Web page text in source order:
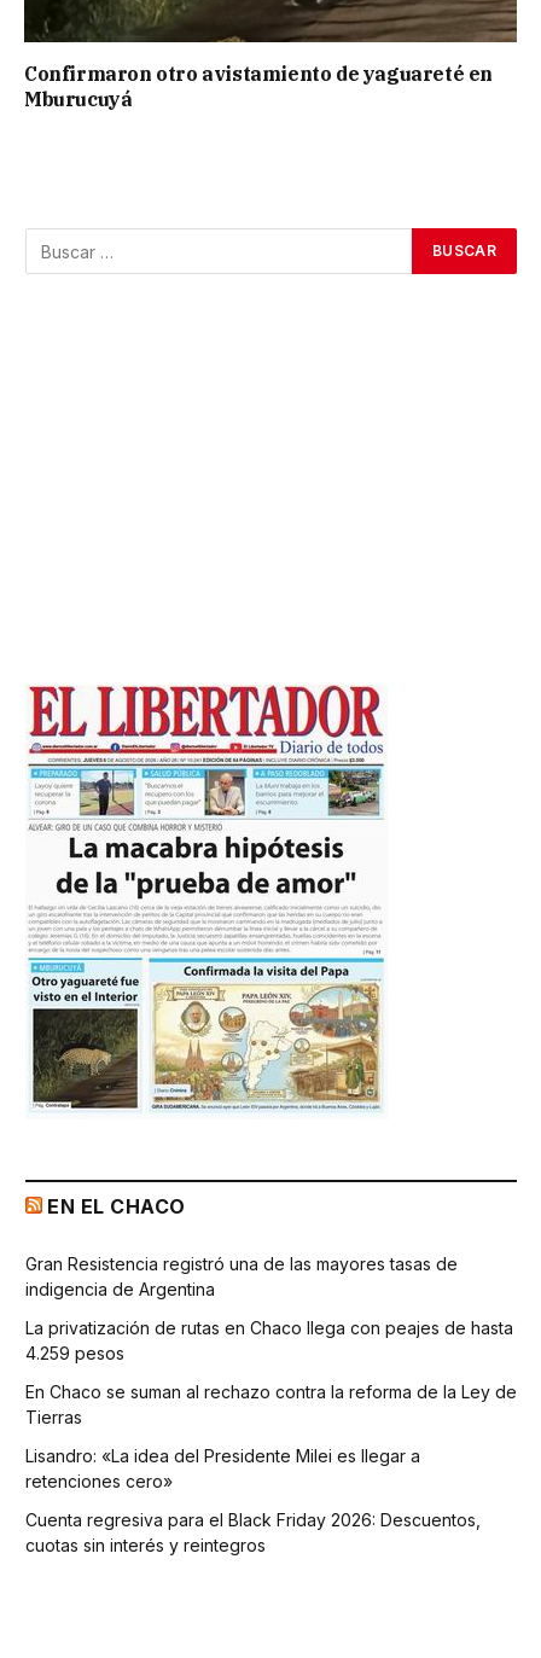
Confirmaron otro avistamiento de yaguareté en
Mburucuyá
EN EL CHACO
Gran Resistencia registró una de las mayores tasas de
indigencia de Argentina
La privatización de rutas en Chaco llega con peajes de hasta
4.259 pesos
En Chaco se suman al rechazo contra la reforma de la Ley de
Tierras
Lisandro: «La idea del Presidente Milei es llegar a
retenciones cero»
Cuenta regresiva para el Black Friday 2026: Descuentos,
cuotas sin interés y reintegros